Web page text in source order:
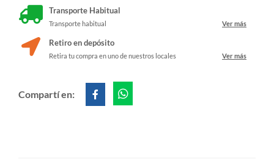
Transporte Habitual
Transporte habitual Ver más
Retiro en depósito
Retira tu compra en uno de nuestros locales Ver más
Compartí en: